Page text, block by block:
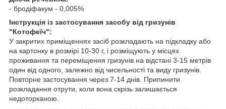
- бродіфакум - 0,005%
Інструкція із застосування засобу від гризунів
"Котофеїч":
У закритих приміщеннях засіб розкладають на підкладку або
на картонку в розмірі 10-30 г, і розміщують у місцях
проживання та переміщення гризунів на відстані 3-15 метрів
один від одного, залежно від чисельності та виду гризунів.
Повторне застосування через 7-14 днів. Припинити
розкладання отрути, коли вона скрізь залишається
недоторканою.